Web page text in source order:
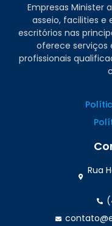
Empresas Minister
asseio, facilities e
escritórios nas
oferece serviços
profissionais
Rua